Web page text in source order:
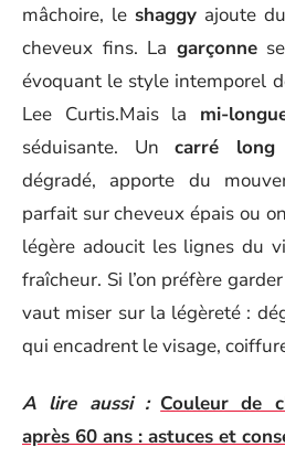
mâchoire, le shaggyajoute
cheveux fins. La garçonnese
évoquant le style intemporel
Lee Curtis.Mais la mi-
séduisante. Uncarré long
dégradé, apporte du
parfait sur cheveux épais ou
légère adoucit les lignes du
fraîcheur. Si l’on préfère
vaut miser sur la légèreté :
qui encadrent le visage,
A lire aussi : Couleur de
après 60 ans : astuces et